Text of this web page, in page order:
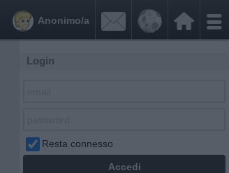


Anonimo/a
Login
Resta connesso